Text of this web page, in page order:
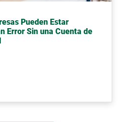
Pueden Estar
Error Sin una Cuenta de